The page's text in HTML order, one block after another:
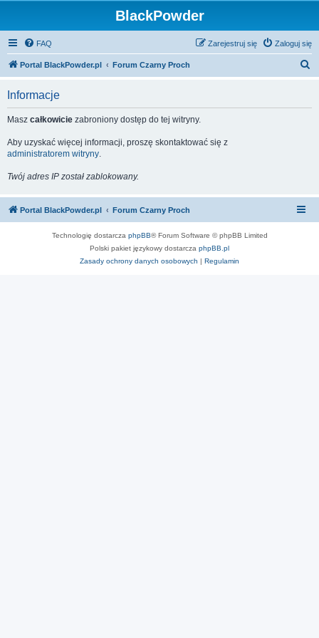
BlackPowder
FAQ Zaloguj się
Zarejestruj się
Portal BlackPowder.pl Forum Czarny Proch
Informacje
Masz całkowicie zabroniony dostęp do tej witryny.
Aby uzyskać więcej informacji, proszę skontaktować się z
administratorem witryny.
Twój adres IP został zablokowany.
Portal BlackPowder.pl Forum Czarny Proch
Technologię dostarcza phpBB® Forum Software © phpBB Limited
Polski pakiet językowy dostarcza phpBB.pl
Zasady ochrony danych osobowych | Regulamin